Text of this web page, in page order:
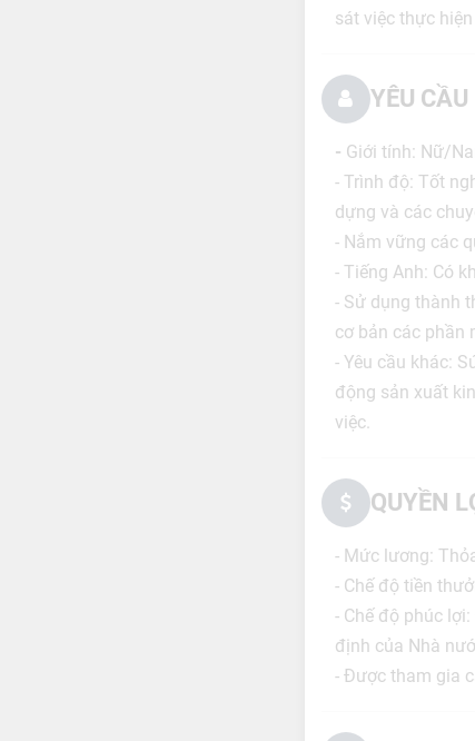
sát việc thực
YÊU CẦU
- Giới tính: Nữ/
- Trình độ: Tốt
dựng và các
- Nắm vững các
- Tiếng Anh: Có
- Sử dụng thành
cơ bản các phần
- Yêu cầu khác:
động sản xuất
việc.
QUYỀN
- Mức lương:
- Chế độ tiền
- Chế độ phúc
định của Nhà
- Được tham gia